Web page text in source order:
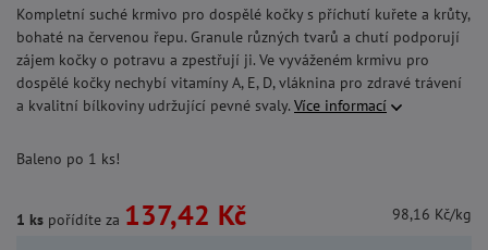
Kompletní suché krmivo pro dospělé kočky s příchutí kuřete a krůty,
bohaté na červenou řepu. Granule různých tvarů a chutí podporují
zájem kočky o potravu a zpestřují ji. Ve vyváženém krmivu pro
dospělé kočky nechybí vitamíny A, E, D, vláknina pro zdravé trávení
a kvalitní bílkoviny udržující pevné svaly. Více informací
Baleno po 1 ks!
1 ks pořídíte za 137,42 Kč 98,16 Kč/kg